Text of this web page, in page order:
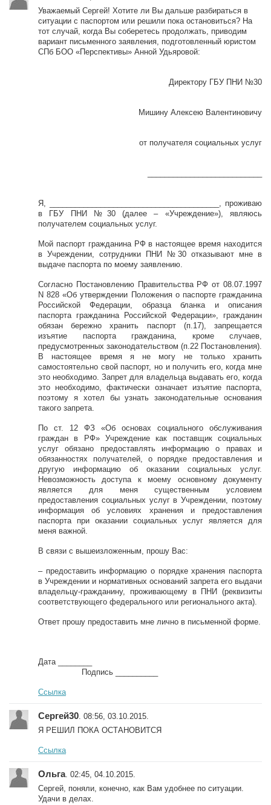
Уважаемый Сергей! Хотите ли Вы дальше разбираться в
ситуации с паспортом или решили пока остановиться? На
тот случай, когда Вы соберетесь продолжать, приводим
вариант письменного заявления, подготовленный юристом
СПб БОО «Перспективы» Анной Удьяровой:
Директору ГБУ ПНИ №30
Мишину Алексею Валентиновичу
от получателя социальных услуг
Я, ________________________________________, проживаю
в ГБУ ПНИ №30 (далее – «Учреждение»), являюсь
получателем социальных услуг.
Мой паспорт гражданина РФ в настоящее время находится
в Учреждении, сотрудники ПНИ №30 отказывают мне в
выдаче паспорта по моему заявлению.
Согласно Постановлению Правительства РФ от 08.07.1997
N 828 «Об утверждении Положения о паспорте гражданина
Российской Федерации, образца бланка и описания
паспорта гражданина Российской Федерации», гражданин
обязан бережно хранить паспорт (п.17), запрещается
изъятие паспорта гражданина, кроме случаев,
предусмотренных законодательством (п.22 Постановления).
В настоящее время я не могу не только хранить
самостоятельно свой паспорт, но и получить его, когда мне
это необходимо. Запрет для владельца выдавать его, когда
это необходимо, фактически означает изъятие паспорта,
поэтому я хотел бы узнать законодательные основания
такого запрета.
По ст. 12 ФЗ «Об основах социального обслуживания
граждан в РФ» Учреждение как поставщик социальных
услуг обязано предоставлять информацию о правах и
обязанностях получателей, о порядке предоставления и
другую информацию об оказании социальных услуг.
Невозможность доступа к моему основному документу
является для меня существенным условием
предоставления социальных услуг в Учреждении, поэтому
информация об условиях хранения и предоставления
паспорта при оказании социальных услуг является для
меня важной.
В связи с вышеизложенным, прошу Вас:
– предоставить информацию о порядке хранения паспорта
в Учреждении и нормативных оснований запрета его выдачи
владельцу-гражданину, проживающему в ПНИ (реквизиты
соответствующего федерального или регионального акта).
Ответ прошу предоставить мне лично в письменной форме.
Дата ________
Подпись __________
Ссылка
Сергей30 . 08:56, 03.10.2015.
Я РЕШИЛ ПОКА ОСТАНОВИТСЯ
Ссылка
Ольга. 02:45, 04.10.2015.
Сергей, поняли, конечно, как Вам удобнее по ситуации.
Удачи в делах.